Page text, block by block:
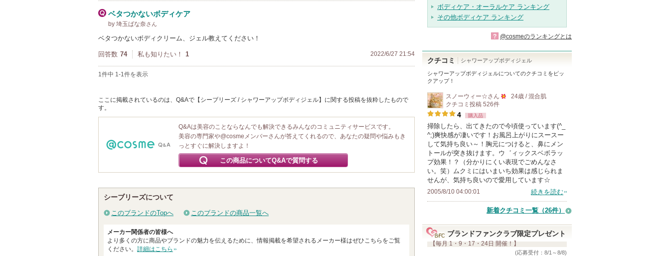
ベタつかないボディケア
by 埼玉ばな奈さん
ベタつかないボディクリーム、ジェル教えてください！
回答数 74 私も知りたい！ 1 2022/6/27 21:54
1件中 1-1件を表示
ここに掲載されているのは、Q&Aで【シーブリーズ / シャワーアップボディジェル】に関する投稿を抜粋したもので
す。
Q&Aは美容のことならなんでも解決できるみんなのコミュニティサービスです。
美容の専門家や@cosmeメンバーさんが答えてくれるので、あなたの疑問や悩みもき
っとすぐに解決しますよ！
この商品についてQ&Aで質問する
シーブリーズについて
このブランドのTopへ このブランドの商品一覧へ
メーカー関係者の皆様へ
より多くの方に商品やブランドの魅力を伝えるために、情報掲載を希望されるメーカー様はぜひこちらをご覧
ください。 詳細はこちら
ボディケア・オーラルケア ランキング
その他ボディケア ランキング
? @cosmeのランキングとは
クチコミ シャワーアップボディジェル
シャワーアップボディジェルについてのクチコミをピッ
クアップ！
スノーウィー☆さん
以
上
の
メ
ン
ー
に
お
気
に
24歳 / 混合肌
クチコミ投稿 526件
4 購入品
掃除したら、出てきたので今頃使っています(^_
^;)爽快感が凄いです！お風呂上がりにスースー
して気持ち良い～！胸元につけると、鼻にメン
トールが突き抜けます。ウ゛ィックスベボラッ
プ効果！？（分かりにくい表現でごめんなさ
い。笑）ムクミにはいまいち効果は感じられま
せんが、気持ち良いので愛用しています☆
2005/8/10 04:00:01 続きを読む
新着クチコミ一覧 （26件）
ブランドファンクラブ限定プレゼント
【毎月 1・9・17・24日 開催！】
(応募受付：8/1～8/8)